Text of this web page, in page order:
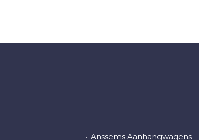
Anssems Aanhangwagens